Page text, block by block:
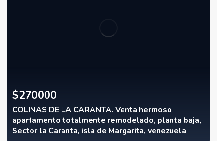
$270000
COLINAS DE LA CARANTA. Venta hermoso
apartamento totalmente remodelado, planta baja,
Sector la Caranta, isla de Margarita, venezuela